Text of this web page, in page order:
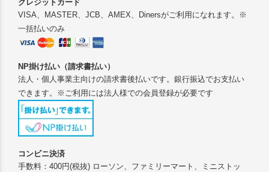
クレジットカード
VISA、MASTER、JCB、AMEX、Dinersがご利用になれます。※
一括払いのみ
NP掛け払い（請求書払い）
法人・個人事業主向けの請求書後払いです。銀行振込でお支払い
できます。※ご利用には法人様での会員登録が必要です
コンビニ決済
手数料：400円(税抜) ローソン、ファミリーマート、ミニストッ